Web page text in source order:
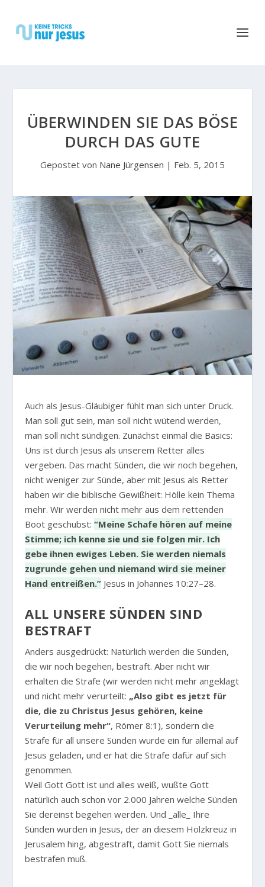
ÜBERWINDEN SIE DAS BÖSE
DURCH DAS GUTE
Gepostet von Nane Jürgensen | Feb. 5, 2015
Auch als Jesus-Gläubiger fühlt man sich unter Druck.
Man soll gut sein, man soll nicht wütend werden,
man soll nicht sündigen. Zunächst einmal die Basics:
Uns ist durch Jesus als unserem Retter alles
vergeben. Das macht Sünden, die wir noch begehen,
nicht weniger zur Sünde, aber mit Jesus als Retter
haben wir die biblische Gewißheit: Hölle kein Thema
mehr. Wir werden nicht mehr aus dem rettenden
Boot geschubst:“Meine Schafe hören auf meine
Stimme; ich kenne sie und sie folgen mir. Ich
gebe ihnen ewiges Leben. Sie werden niemals
zugrunde gehen und niemand wird sie meiner
Hand entreißen.” Jesus in Johannes 10:27–28.
ALL UNSERE SÜNDEN SIND
BESTRAFT
Anders ausgedrückt: Natürlich werden die Sünden,
die wir noch begehen, bestraft. Aber nicht wir
erhalten die Strafe (wir werden nicht mehr angeklagt
und nicht mehr verurteilt: „Also gibt es jetzt für
die, die zu Christus Jesus gehören, keine
Verurteilung mehr“, Römer 8:1), sondern die
Strafe für all unsere Sünden wurde ein für allemal auf
Jesus geladen, und er hat die Strafe dafür auf sich
genommen.
Weil Gott Gott ist und alles weiß, wußte Gott
natürlich auch schon vor 2.000 Jahren welche Sünden
Sie dereinst begehen werden. Und _alle_ Ihre
Sünden wurden in Jesus, der an diesem Holzkreuz in
Jerusalem hing, abgestraft, damit Gott Sie niemals
bestrafen muß.